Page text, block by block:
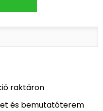
raktáron
és bemutatóterem